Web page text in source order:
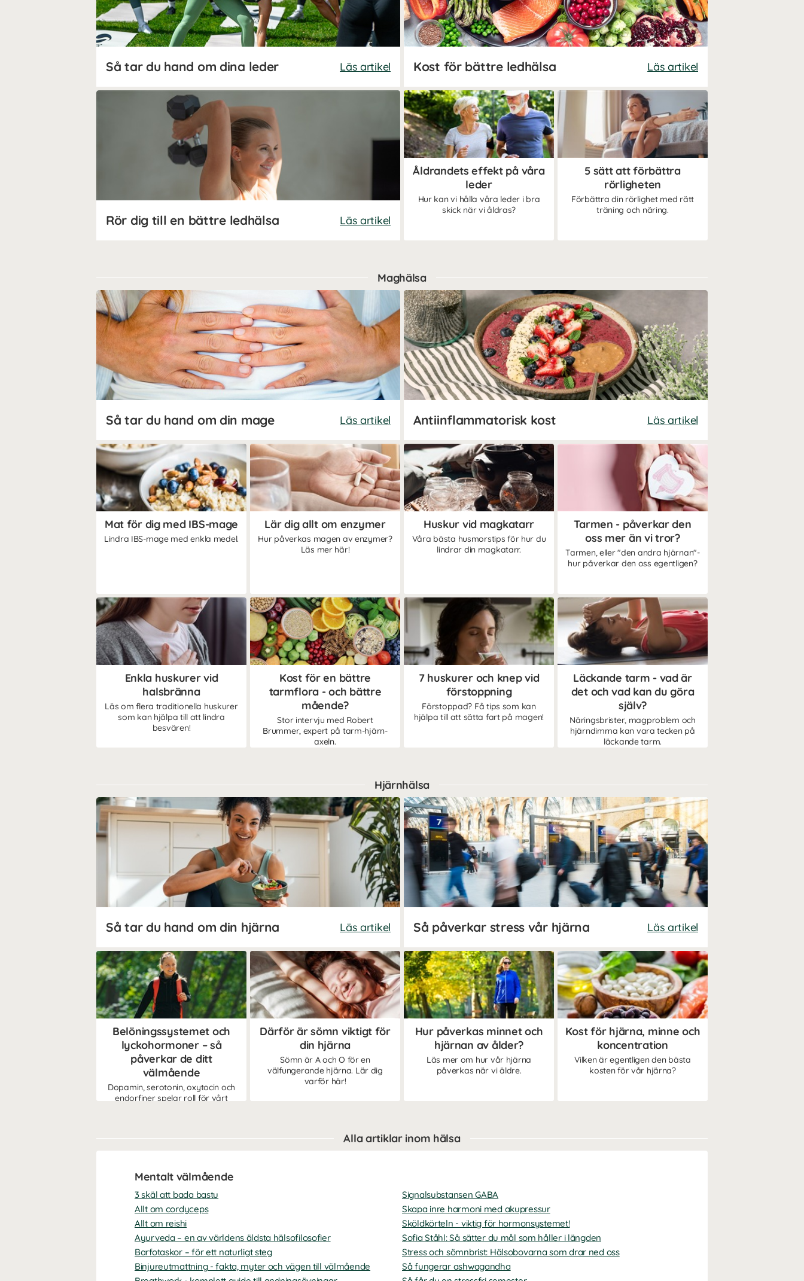
Så tar du hand om dina leder Läs artikel Kost för bättre ledhälsa Läs artikel
Rör dig till en bättre ledhälsa Läs artikel
Åldrandets effekt på våra
leder
Hur kan vi hålla våra leder i bra
skick när vi åldras?
5 sätt att förbättra
rörligheten
Förbättra din rörlighet med rätt
träning och näring.
Maghälsa
Så tar du hand om din mage Läs artikel Antiinflammatorisk kost Läs artikel
Mat för dig med IBS-mage
Lindra IBS-mage med enkla medel.
Lär dig allt om enzymer
Hur påverkas magen av enzymer?
Läs mer här!
Huskur vid magkatarr
Våra bästa husmorstips för hur du
lindrar din magkatarr.
Tarmen - påverkar den
oss mer än vi tror?
Tarmen, eller "den andra hjärnan"-
hur påverkar den oss egentligen?
Enkla huskurer vid
halsbränna
Läs om flera traditionella huskurer
som kan hjälpa till att lindra
besvären!
Kost för en bättre
tarmflora - och bättre
mående?
Stor intervju med Robert
Brummer, expert på tarm-hjärn-
axeln.
7 huskurer och knep vid
förstoppning
Förstoppad? Få tips som kan
hjälpa till att sätta fart på magen!
Läckande tarm - vad är
det och vad kan du göra
själv?
Näringsbrister, magproblem och
hjärndimma kan vara tecken på
läckande tarm.
Hjärnhälsa
Så tar du hand om din hjärna Läs artikel Så påverkar stress vår hjärna Läs artikel
Belöningssystemet och
lyckohormoner – så
påverkar de ditt
välmående
Dopamin, serotonin, oxytocin och
endorfiner spelar roll för vårt
Därför är sömn viktigt för
din hjärna
Sömn är A och O för en
välfungerande hjärna. Lär dig
varför här!
Hur påverkas minnet och
hjärnan av ålder?
Läs mer om hur vår hjärna
påverkas när vi äldre.
Kost för hjärna, minne och
koncentration
Vilken är egentligen den bästa
kosten för vår hjärna?
Alla artiklar inom hälsa
Mentalt välmående
3 skäl att bada bastu
Allt om cordyceps
Allt om reishi
Ayurveda – en av världens äldsta hälsofilosofier
Barfotaskor – för ett naturligt steg
Binjureutmattning - fakta, myter och vägen till välmående
Signalsubstansen GABA
Skapa inre harmoni med akupressur
Sköldkörteln - viktig för hormonsystemet!
Sofia Ståhl: Så sätter du mål som håller i längden
Stress och sömnbrist: Hälsobovarna som drar ned oss
Så fungerar ashwagandha